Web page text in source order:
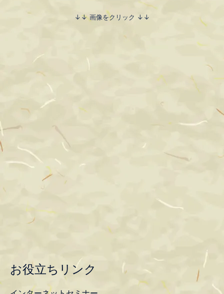
↓↓ 画像をクリック ↓↓
お役立ちリンク